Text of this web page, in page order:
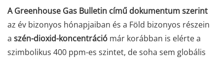
A Greenhouse Gas Bulletin című dokumentum szerint
az év bizonyos hónapjaiban és a Föld bizonyos részein
a szén-dioxid-koncentráció már korábban is elérte a
szimbolikus 400 ppm-es szintet, de soha sem globális